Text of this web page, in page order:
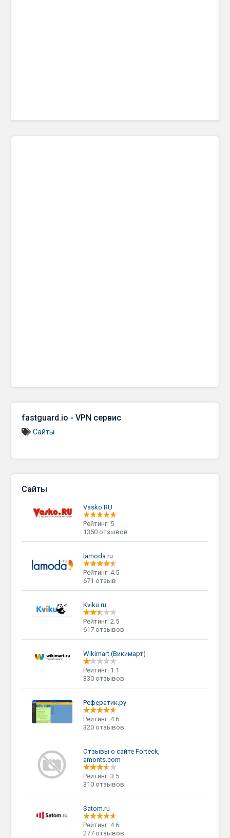
fastguard.io - VPN сервис
Сайты
Сайты
Vasko.RU
Рейтинг: 5
1350 отзывов
lamoda.ru
Рейтинг: 4.5
671 отзыв
Kviku.ru
Рейтинг: 2.5
617 отзывов
Wikimart (Викимарт)
Рейтинг: 1.1
330 отзывов
Рефератик.ру
Рейтинг: 4.6
320 отзывов
Отзывы о сайте Forteck,
amonts.com
Рейтинг: 3.5
310 отзывов
Satom.ru
Рейтинг: 4.6
277 отзывов